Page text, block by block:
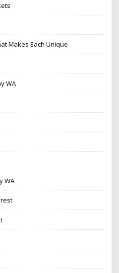
Makes Each Unique
WA
WA